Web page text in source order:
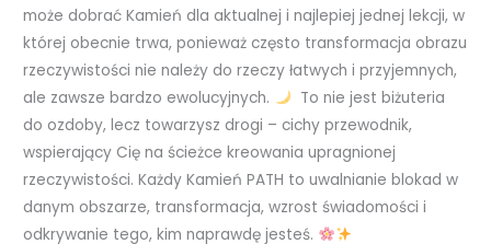
może dobrać Kamień dla aktualnej i najlepiej jednej lekcji, w
której obecnie trwa, ponieważ często transformacja obrazu
rzeczywistości nie należy do rzeczy łatwych i przyjemnych,
ale zawsze bardzo ewolucyjnych.
To nie jest biżuteria
do ozdoby, lecz towarzysz drogi – cichy przewodnik,
wspierający Cię na ścieżce kreowania upragnionej
rzeczywistości. Każdy Kamień PATH to uwalnianie blokad w
danym obszarze, transformacja, wzrost świadomości i
odkrywanie tego, kim naprawdę jesteś.